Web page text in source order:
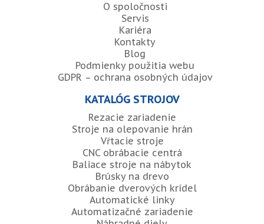
O spoločnosti
Servis
Kariéra
Kontakty
Blog
Podmienky použitia webu
GDPR – ochrana osobných údajov
KATALÓG STROJOV
Rezacie zariadenie
Stroje na olepovanie hrán
Vŕtacie stroje
CNC obrábacie centrá
Baliace stroje na nábytok
Brúsky na drevo
Obrábanie dverových krídel
Automatické linky
Automatizačné zariadenie